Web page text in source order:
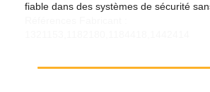
fiable dans des systèmes de sécurité